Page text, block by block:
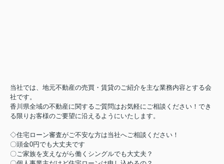
当社では、地元不動産の売買・賃貸のご紹介を主な業務内容とする会
社です。
香川県全域の不動産に関するご質問はお気軽にご相談ください！でき
る限りお客様のご要望に沿えるようにいたします。
◇住宅ローン審査がご不安な方は当社へご相談ください！
〇頭金0円でも大丈夫です
〇ご家族を支えながら働くシングルでも大丈夫？